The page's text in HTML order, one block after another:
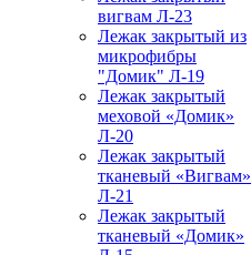
вигвам Л-23
Лежак закрытый из
микрофибры
"Домик" Л-19
Лежак закрытый
меховой «Домик»
Л-20
Лежак закрытый
тканевый «Вигвам»
Л-21
Лежак закрытый
тканевый «Домик»